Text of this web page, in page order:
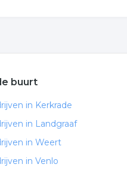
buurt
in Kerkrade
in Landgraaf
in Weert
in Venlo